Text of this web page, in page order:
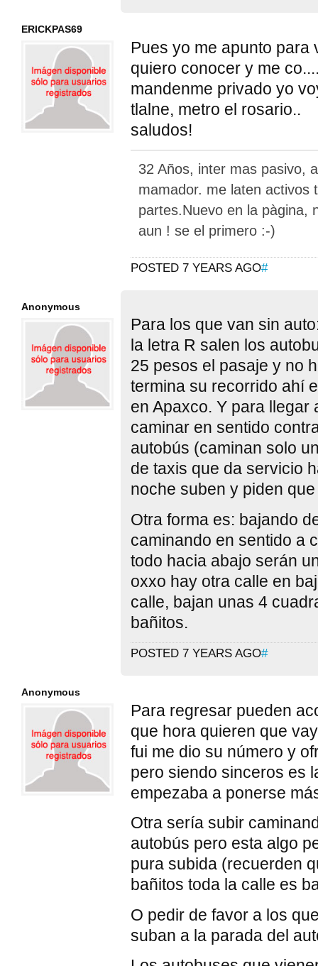
ERICKPAS69
Pues yo me apunto para
quiero conocer y me
mandenme privado yo
tlalne, metro el rosario..
saludos!
32 Años, inter mas pasivo,
mamador. me laten activos
partes.Nuevo en la pàgina,
aun ! se el primero :-)
POSTED 7 YEARS AGO#
Anonymous
Para los que van sin
la letra R salen los
25 pesos el pasaje y no
termina su recorrido ahí
en Apaxco. Y para llegar
caminar en sentido
autobús (caminan solo
de taxis que da servicio
noche suben y piden
Otra forma es: bajando
caminando en sentido a
todo hacia abajo serán
oxxo hay otra calle en
calle, bajan unas 4
bañitos.
POSTED 7 YEARS AGO#
Anonymous
Para regresar pueden
que hora quieren que
fui me dio su número y
pero siendo sinceros es
empezaba a ponerse
Otra sería subir
autobús pero esta algo
pura subida (recuerden
bañitos toda la calle es
O pedir de favor a los
suban a la parada del